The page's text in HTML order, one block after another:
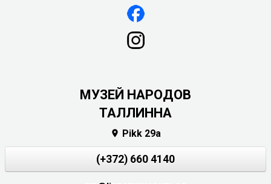
MУЗЕЙ НАРОДОВ
ТАЛЛИННА
 Pikk 29a
(+372) 660 4140